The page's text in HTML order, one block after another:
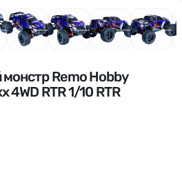
Remo Hobby
4WD RTR 1/10 RTR